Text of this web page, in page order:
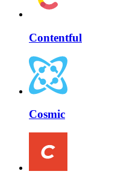
Contentful
Cosmic